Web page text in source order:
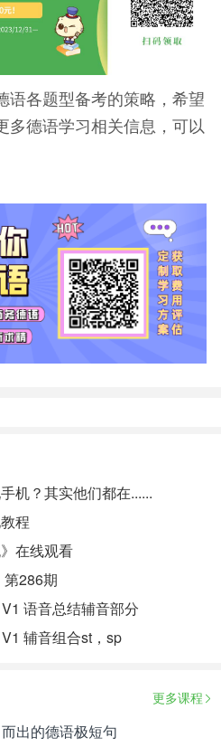
语各题型备考的策略，希望
多德语学习相关信息，可以
机？其实他们都在......
程
在线观看
286期
语音总结辅音部分
辅音组合st，sp
更多课程
出的德语极短句